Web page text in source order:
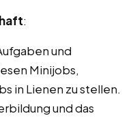
:
und
Minijobs,
in Lienen zu stellen.
und das